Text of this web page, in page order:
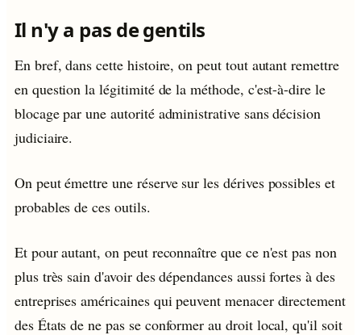
Il n'y a pas de gentils
En bref, dans cette histoire, on peut tout autant remettre
en question la légitimité de la méthode, c'est-à-dire le
blocage par une autorité administrative sans décision
judiciaire.
On peut émettre une réserve sur les dérives possibles et
probables de ces outils.
Et pour autant, on peut reconnaître que ce n'est pas non
plus très sain d'avoir des dépendances aussi fortes à des
entreprises américaines qui peuvent menacer directement
des États de ne pas se conformer au droit local, qu'il soit